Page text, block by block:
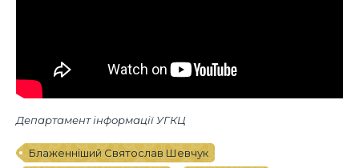
Департамент інформації УГКЦ
Блаженніший Святослав Шевчук